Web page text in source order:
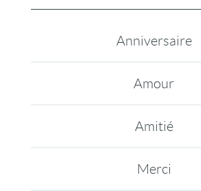
Anniversaire
Amour
Amitié
Merci